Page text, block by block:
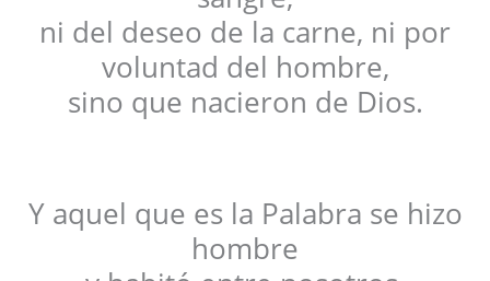
ni del deseo de la carne, ni por
voluntad del hombre,
sino que nacieron de Dios.
Y aquel que es la Palabra se hizo
hombre